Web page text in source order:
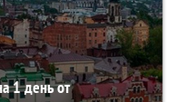
1 день от